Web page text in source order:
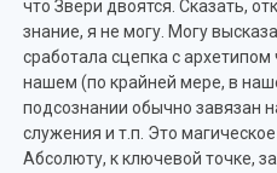
что Звери двоятся. Сказать,
знание, я не могу. Могу
сработала сцепка с
нашем (по крайней мере, в
подсознании обычно завязан
служения и т.п. Это
Абсолюту, к ключевой точке,